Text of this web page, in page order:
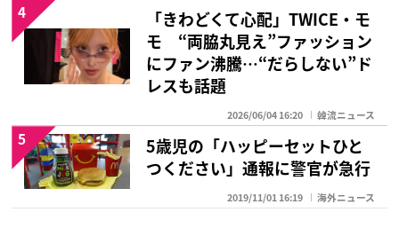
「きわどくて心配」TWICE・モ
モ “両脇丸見え”ファッション
にファン沸騰…“だらしない”ド
レスも話題
2026/06/04 16:20 韓流ニュース
4
5歳児の「ハッピーセットひと
つください」通報に警官が急行
2019/11/01 16:19 海外ニュース
5